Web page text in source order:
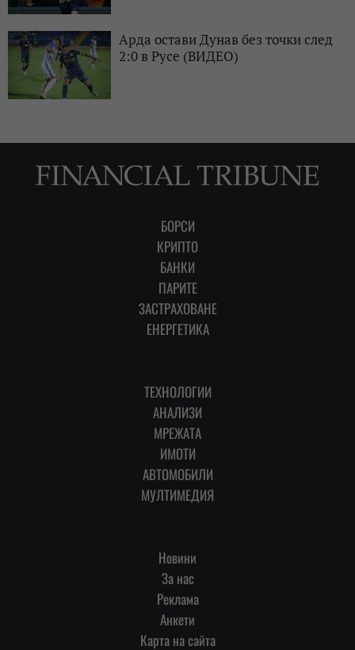
Арда остави Дунав без точки след
2:0 в Русе (ВИДЕО)
БОРСИ
КРИПТО
БАНКИ
ПАРИТЕ
ЗАСТРАХОВАНЕ
ЕНЕРГЕТИКА
ТЕХНОЛОГИИ
АНАЛИЗИ
МРЕЖАТА
ИМОТИ
АВТОМОБИЛИ
МУЛТИМЕДИЯ
Новини
За нас
Реклама
Анкети
Карта на сайта